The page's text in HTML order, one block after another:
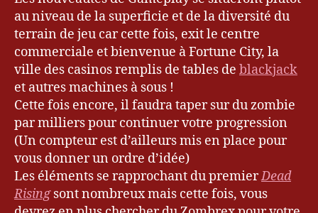
au niveau de la superficie et de la diversité du
terrain de jeu car cette fois, exit le centre
commerciale et bienvenue à Fortune City, la
ville des casinos remplis de tables de blackjack
et autres machines à sous !
Cette fois encore, il faudra taper sur du zombie
par milliers pour continuer votre progression
(Un compteur est d’ailleurs mis en place pour
vous donner un ordre d’idée)
Les éléments se rapprochant du premierDead
Risingsont nombreux mais cette fois, vous